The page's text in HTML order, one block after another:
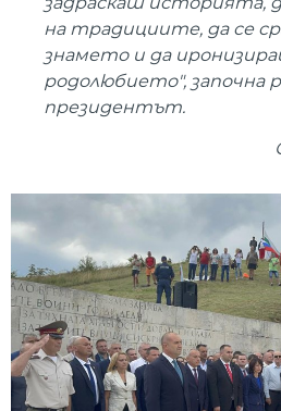
на традициите, да се
знамето и да
родолюбието", започна
президентът.